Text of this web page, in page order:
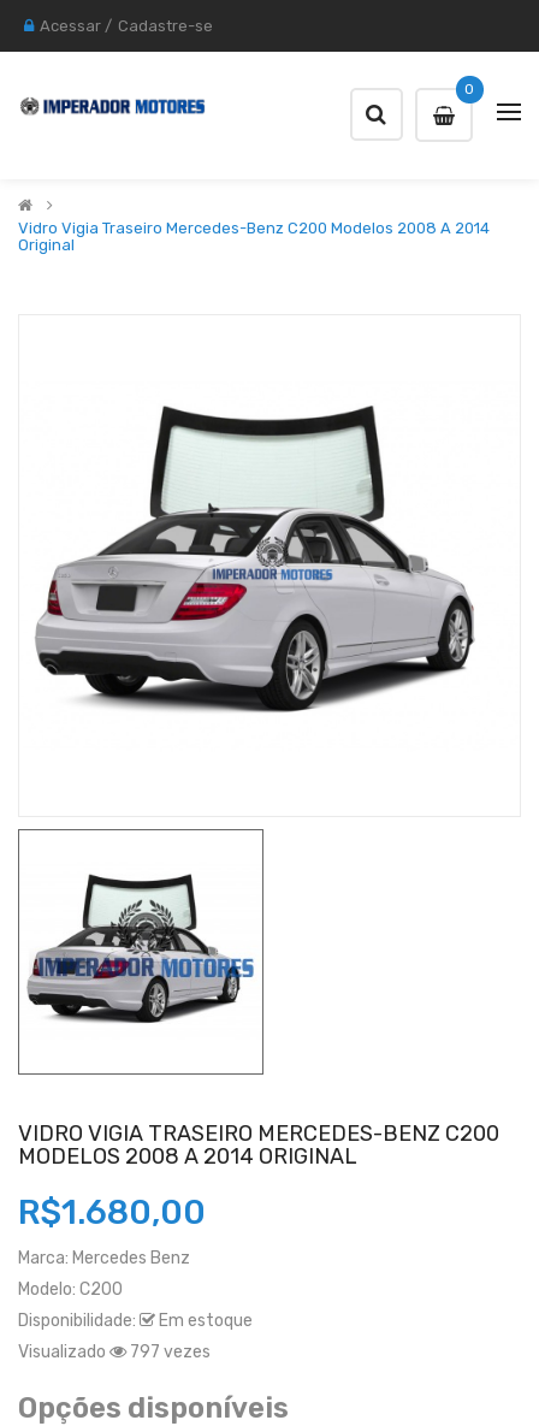
Acessar / Cadastre-se
0
Vidro Vigia Traseiro Mercedes-Benz C200 Modelos 2008 A 2014
Original
VIDRO VIGIA TRASEIRO MERCEDES-BENZ C200
MODELOS 2008 A 2014 ORIGINAL
R$1.680,00
Marca: Mercedes Benz
Modelo: C200
Disponibilidade:
Em estoque
Visualizado
797 vezes
Opções disponíveis